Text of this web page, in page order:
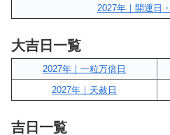
2027年｜開運日
大吉日一覧
2027年｜一粒万倍日
2027年｜天赦日
吉日一覧